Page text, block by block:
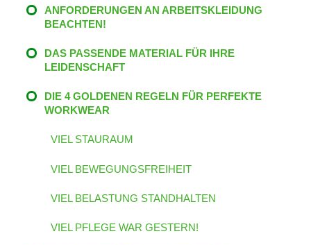
ANFORDERUNGEN AN ARBEITSKLEIDUNG
BEACHTEN!
DAS PASSENDE MATERIAL FÜR IHRE
LEIDENSCHAFT
DIE 4 GOLDENEN REGELN FÜR PERFEKTE
WORKWEAR
VIEL STAURAUM
VIEL BEWEGUNGSFREIHEIT
VIEL BELASTUNG STANDHALTEN
VIEL PFLEGE WAR GESTERN!